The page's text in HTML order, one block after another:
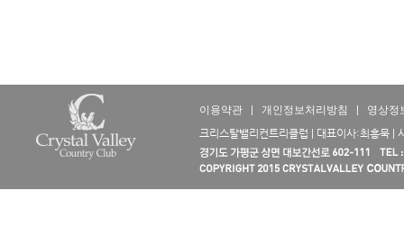
이용약관 개인정보처리방침
영상정
크리스탈밸리컨트리클럽 | 대표이사:최흥묵